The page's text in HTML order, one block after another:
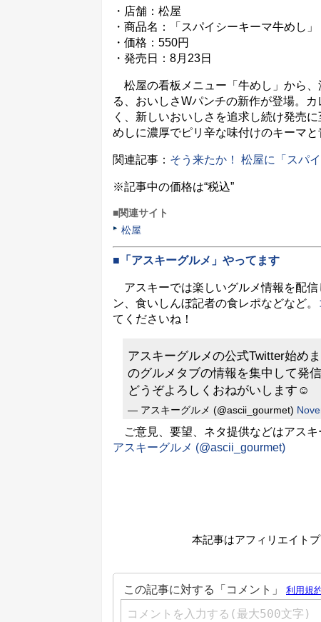
・店舗：松屋
・商品名：「スパイシーキーマ牛めし」
・価格：550円
・発売日：8月23日
松屋の看板メニュー「牛めし」から
る、おいしさWパンチの新作が登場。
く、新しいおいしさを追求し続け発売
めしに濃厚でピリ辛な味付けのキーマと
関連記事： そう来たか！ 松屋に「スパ
※記事中の価格は“税込”
■関連サイト
松屋
■「アスキーグルメ」やってます
アスキーでは楽しいグルメ情報を配
ン、食いしんぼ記者の食レポなどなど。
てくださいね！
アスキーグルメの公式Twitter始め
のグルメタブの情報を集中して発
どうぞよろしくおねがいします☺️
— アスキーグルメ (@ascii_gourmet)
ご意見、要望、ネタ提供などはアスキ
アスキーグルメ (@ascii_gourmet)
本記事はアフィリエイト